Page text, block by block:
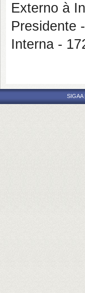
Externo à
Presidente
Interna -
SIGAA